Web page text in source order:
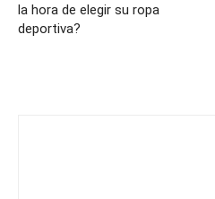
la hora de elegir su ropa
deportiva?